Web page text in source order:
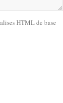
HTML de base